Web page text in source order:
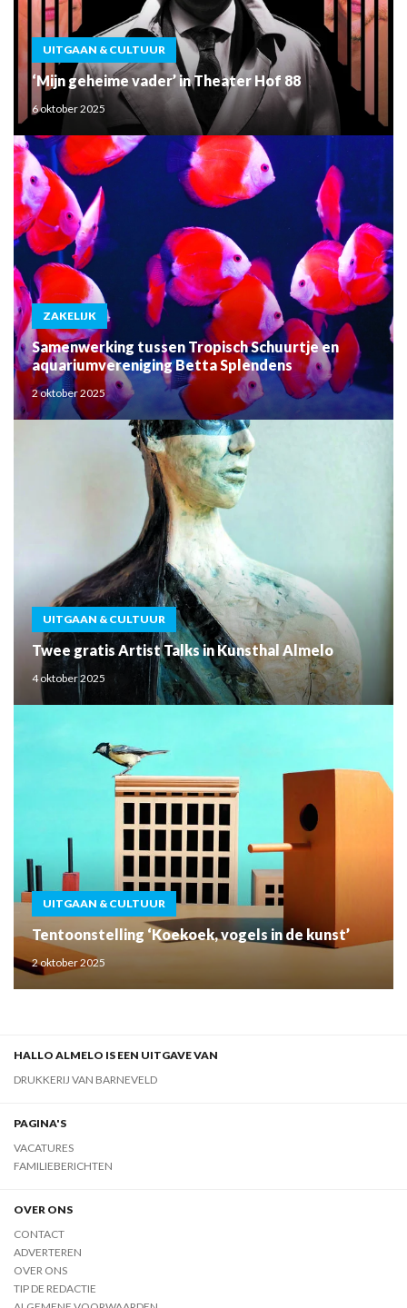
UITGAAN & CULTUUR
‘Mijn geheime vader’ in Theater Hof 88
6 oktober 2025
ZAKELIJK
Samenwerking tussen Tropisch Schuurtje en
aquariumvereniging Betta Splendens
2 oktober 2025
UITGAAN & CULTUUR
Twee gratis Artist Talks in Kunsthal Almelo
4 oktober 2025
UITGAAN & CULTUUR
Tentoonstelling ‘Koekoek, vogels in de kunst’
2 oktober 2025
HALLO ALMELO IS EEN UITGAVE VAN
DRUKKERIJ VAN BARNEVELD
PAGINA'S
VACATURES
FAMILIEBERICHTEN
OVER ONS
CONTACT
ADVERTEREN
OVER ONS
TIP DE REDACTIE